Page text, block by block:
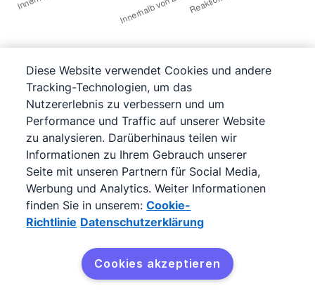
Wenn Sie permanent präsent sind, erhöht sich
die Sichtbarkeit Ihrer Marke und Ihrer Inhalte,
was wiederum zu mehr Bekanntheit und
letztlich zu mehr Umsatz führen kann.
Allerdings kann es ohne dierichtige Strategie
zeit- und ressourcenintensiv sein, immer
verfügbar zu sein – insbesondere für kleine
können Sie etwa Marketing-
Automatisierungstools nutzen, einen
Kostenlos testen
Diese Website verwendet Cookies und andere
Tracking-Technologien, um das
Nutzererlebnis zu verbessern und um
Performance und Traffic auf unserer Website
zu analysieren. Darüberhinaus teilen wir
Informationen zu Ihrem Gebrauch unserer
Seite mit unseren Partnern für Social Media,
Werbung und Analytics. Weiter Informationen
finden Sie in unserem: Cookie-
Richtlinie Datenschutzerklärung
Cookies akzeptieren